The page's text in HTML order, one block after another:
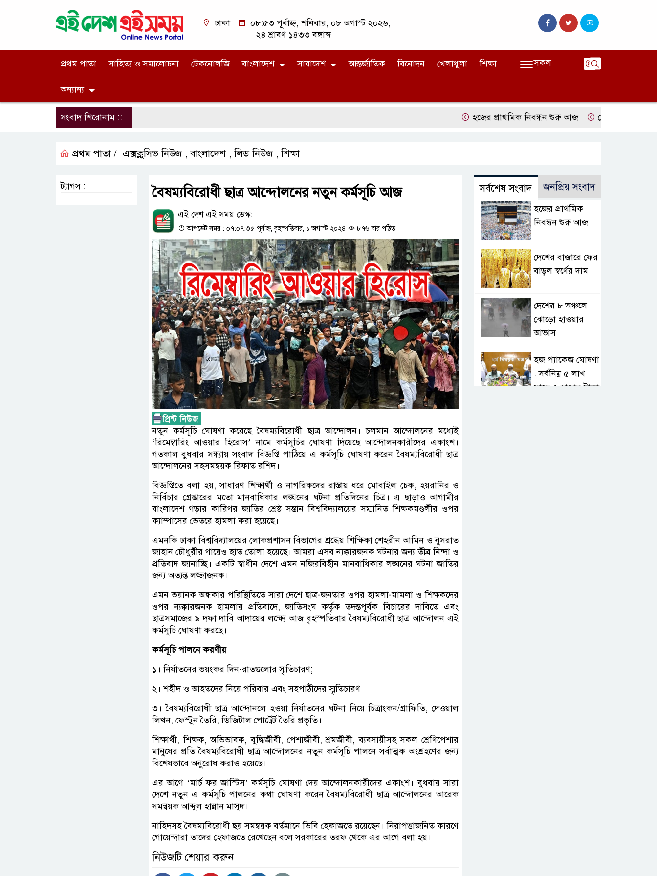
ঢাকা
০৮:৫৩ পূর্বাহ্ন, শনিবার, ০৮ অগাস্ট ২০২৬,
২৪ শ্রাবণ ১৪৩৩ বঙ্গাব্দ
প্রথম পাতা সাহিত্য ও সমালোচনা টেকনোলজি বাংলাদেশ সারাদেশ আন্তর্জাতিক বিনোদন খেলাধুলা শিক্ষা
অন্যান্য
সকল
সংবাদ শিরোনাম :: হজের প্রাথমিক নিবন্ধন শুরু আজ দেশের বাজারে ফের
প্রথম পাতা / এক্সক্লুসিভ নিউজ ,বাংলাদেশ ,লিড নিউজ ,শিক্ষা
বৈষম্যবিরোধী ছাত্র আন্দোলনের নতুন কর্মসূচি আজ
এই দেশ এই সময় ডেস্ক:
আপডেট সময় : ০৭:০৭:৩৫ পূর্বাহ্ন, বৃহস্পতিবার, ১ অগাস্ট ২০২৪ ৮৭৬ বার পঠিত
নতুন কর্মসূচি ঘোষণা করেছে বৈষম্যবিরোধী ছাত্র আন্দোলন। চলমান আন্দোলনের মধ্যেই
‘রিমেম্বারিং আওয়ার হিরোস’ নামে কর্মসূচির ঘোষণা দিয়েছে আন্দোলনকারীদের একাংশ।
গতকাল বুধবার সন্ধ্যায় সংবাদ বিজ্ঞপ্তি পাঠিয়ে এ কর্মসূচি ঘোষণা করেন বৈষম্যবিরোধী ছাত্র
আন্দোলনের সহসমন্বয়ক রিফাত রশিদ।
বিজ্ঞপ্তিতে বলা হয়, সাধারণ শিক্ষার্থী ও নাগরিকদের রাস্তায় ধরে মোবাইল চেক, হয়রানির ও
নির্বিচার গ্রেপ্তারের মতো মানবাধিকার লঙ্ঘনের ঘটনা প্রতিদিনের চিত্র। এ ছাড়াও আগামীর
বাংলাদেশ গড়ার কারিগর জাতির শ্রেষ্ঠ সন্তান বিশ্ববিদ্যালয়ের সম্মানিত শিক্ষকমণ্ডলীর ওপর
ক্যাম্পাসের ভেতরে হামলা করা হয়েছে।
এমনকি ঢাকা বিশ্ববিদ্যালয়ের লোকপ্রশাসন বিভাগের শ্রদ্ধেয় শিক্ষিকা শেহরীন আমিন ও নুসরাত
জাহান চৌধুরীর গায়েও হাত তোলা হয়েছে। আমরা এসব ন্যক্কারজনক ঘটনার জন্য তীব্র নিন্দা ও
প্রতিবাদ জানাচ্ছি। একটি স্বাধীন দেশে এমন নজিরবিহীন মানবাধিকার লঙ্ঘনের ঘটনা জাতির
জন্য অত্যন্ত লজ্জাজনক।
এমন ভয়ানক অন্ধকার পরিস্থিতিতে সারা দেশে ছাত্র-জনতার ওপর হামলা-মামলা ও শিক্ষকদের
ওপর ন্যক্কারজনক হামলার প্রতিবাদে, জাতিসংঘ কর্তৃক তদন্তপূর্বক বিচারের দাবিতে এবং
ছাত্রসমাজের ৯ দফা দাবি আদায়ের লক্ষ্যে আজ বৃহস্পতিবার বৈষম্যবিরোধী ছাত্র আন্দোলন এই
কর্মসূচি ঘোষণা করছে।
কর্মসূচি পালনে করণীয়
১। নির্যাতনের ভয়ংকর দিন-রাতগুলোর স্মৃতিচারণ;
২। শহীদ ও আহতদের নিয়ে পরিবার এবং সহপাঠীদের স্মৃতিচারণ
৩। বৈষম্যবিরোধী ছাত্র আন্দোনলে হওয়া নির্যাতনের ঘটনা নিয়ে চিত্রাংকন/গ্রাফিতি, দেওয়াল
লিখন, ফেস্টুন তৈরি, ডিজিটাল পোট্রের্ট তৈরি প্রভৃতি।
শিক্ষার্থী, শিক্ষক, অভিভাবক, বুদ্ধিজীবী, পেশাজীবী, শ্রমজীবী, ব্যবসায়ীসহ সকল শ্রেণিপেশার
মানুষের প্রতি বৈষম্যবিরোধী ছাত্র আন্দোলনের নতুন কর্মসূচি পালনে সর্বাত্মক অংশ্রহণের জন্য
বিশেষভাবে অনুরোধ করাও হয়েছে।
এর আগে ‘মার্চ ফর জাস্টিস’ কর্মসূচি ঘোষণা দেয় আন্দোলনকারীদের একাংশ। বুধবার সারা
দেশে নতুন এ কর্মসূচি পালনের কথা ঘোষণা করেন বৈষম্যবিরোধী ছাত্র আন্দোলনের আরেক
সমন্বয়ক আব্দুল হান্নান মাসুদ।
নাহিদসহ বৈষম্যবিরোধী ছয় সমন্বয়ক বর্তমানে ডিবি হেফাজতে রয়েছেন। নিরাপত্তাজনিত কারণে
গোয়েন্দারা তাদের হেফাজতে রেখেছেন বলে সরকারের তরফ থেকে এর আগে বলা হয়।
নিউজটি শেয়ার করুন
ট্যাগস : সর্বশেষ সংবাদ জনপ্রিয় সংবাদ
হজের প্রাথমিক
নিবন্ধন শুরু আজ
দেশের বাজারে ফের
বাড়ল স্বর্ণের দাম
দেশের ৮ অঞ্চলে
ঝোড়ো হাওয়ার
আভাস
হজ প্যাকেজ ঘোষণা
: সর্বনিম্ন ৫ লাখ
সাড়ে ৫ হাজার টাকা